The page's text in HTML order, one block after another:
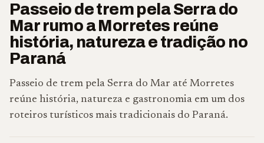
Passeio de trem pela Serra do
Mar rumo a Morretes reúne
história, natureza e tradição no
Paraná
Passeio de trem pela Serra do Mar até Morretes
reúne história, natureza e gastronomia em um dos
roteiros turísticos mais tradicionais do Paraná.